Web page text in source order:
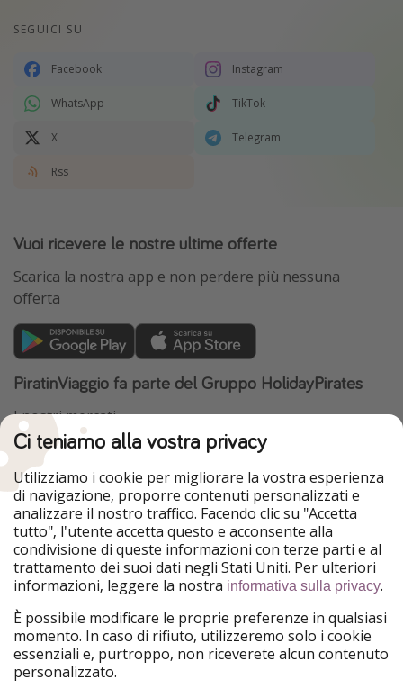
SEGUICI SU
Facebook Instagram
WhatsApp TikTok
X Telegram
Rss
Vuoi ricevere le nostre ultime offerte
Scarica la nostra app e non perdere più nessuna
offerta
PiratinViaggio fa parte del Gruppo HolidayPirates
I nostri mercati
HolidayPirates
VakantiePiraten
WakacyjniPiraci
Ferienpiraten
Urlaubspiraten
Urlaubspiraten
ViajerosPiratas
TravelPirates
Il nostro gruppo
HolidayPirates Group
Conoscici meglio
Chi siamo
Lavora con noi
Informazioni legali
Termini d' Uso
Ci teniamo alla vostra privacy
Utilizziamo i cookie per migliorare la vostra esperienza
di navigazione, proporre contenuti personalizzati e
analizzare il nostro traffico. Facendo clic su "Accetta
tutto", l'utente accetta questo e acconsente alla
condivisione di queste informazioni con terze parti e al
trattamento dei suoi dati negli Stati Uniti. Per ulteriori
informazioni, leggere la nostra informativa sulla privacy.
È possibile modificare le proprie preferenze in qualsiasi
momento. In caso di rifiuto, utilizzeremo solo i cookie
essenziali e, purtroppo, non riceverete alcun contenuto
personalizzato.